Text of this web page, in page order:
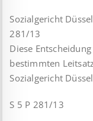
Sozialgericht
281/13
Diese
bestimmten
Sozialgericht
S 5 P 281/13